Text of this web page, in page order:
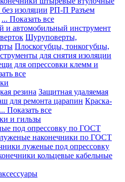
изоляции РП-П Разъем
... Показать все
и автомобильный инструмент
Шуруповерты,
Плоскогубцы, тонкогубцы,
для снятия изоляции
для опрессовки клемм и
все
резина Защитная удаляемая
для ремонта царапин Краска-
... Показать все
и гильзы
под опрессовку по ГОСТ
наконечники по ГОСТ
луженые под опрессовку
кольцевые кабельные